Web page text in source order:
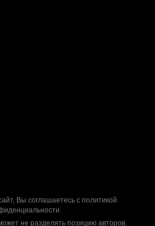
Вы соглашаетесь с политикой
.
не разделять позицию авторов.